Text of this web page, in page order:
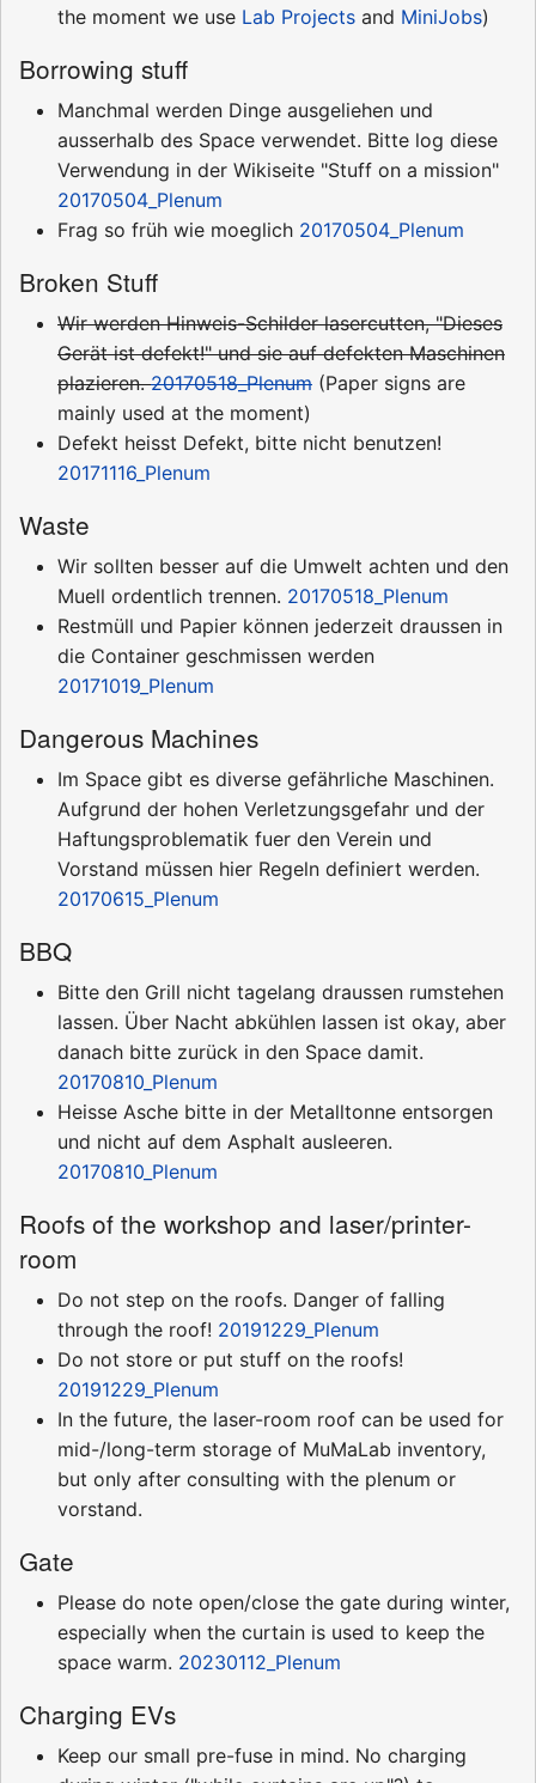
the moment we use Lab Projects and MiniJobs)
Borrowing stuff
Manchmal werden Dinge ausgeliehen und
ausserhalb des Space verwendet. Bitte log diese
Verwendung in der Wikiseite "Stuff on a mission"
20170504_Plenum
Frag so früh wie moeglich 20170504_Plenum
Broken Stuff
Wir werden Hinweis-Schilder lasercutten, "Dieses
Gerät ist defekt!" und sie auf defekten Maschinen
plazieren.20170518_Plenum (Paper signs are
mainly used at the moment)
Defekt heisst Defekt, bitte nicht benutzen!
20171116_Plenum
Waste
Wir sollten besser auf die Umwelt achten und den
Muell ordentlich trennen. 20170518_Plenum
Restmüll und Papier können jederzeit draussen in
die Container geschmissen werden
20171019_Plenum
Dangerous Machines
Im Space gibt es diverse gefährliche Maschinen.
Aufgrund der hohen Verletzungsgefahr und der
Haftungsproblematik fuer den Verein und
Vorstand müssen hier Regeln definiert werden.
20170615_Plenum
BBQ
Bitte den Grill nicht tagelang draussen rumstehen
lassen. Über Nacht abkühlen lassen ist okay, aber
danach bitte zurück in den Space damit.
20170810_Plenum
Heisse Asche bitte in der Metalltonne entsorgen
und nicht auf dem Asphalt ausleeren.
20170810_Plenum
Roofs of the workshop and laser/printer-
room
Do not step on the roofs. Danger of falling
through the roof! 20191229_Plenum
Do not store or put stuff on the roofs!
20191229_Plenum
In the future, the laser-room roof can be used for
mid-/long-term storage of MuMaLab inventory,
but only after consulting with the plenum or
vorstand.
Gate
Please do note open/close the gate during winter,
especially when the curtain is used to keep the
space warm. 20230112_Plenum
Charging EVs
Keep our small pre-fuse in mind. No charging